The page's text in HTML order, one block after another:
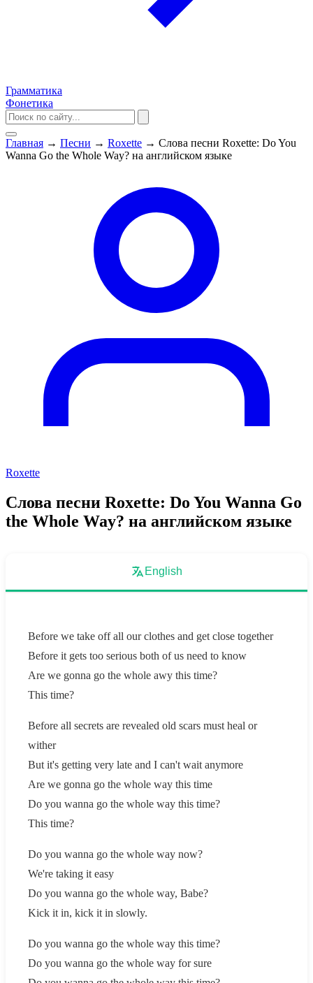
Грамматика
Фонетика
Главная → Песни → Roxette → Слова песни Roxette: Do You
Wanna Go the Whole Way? на английском языке
Roxette
Слова песни Roxette: Do You Wanna Go
the Whole Way? на английском языке
English
Before we take off all our clothes and get close together
Before it gets too serious both of us need to know
Are we gonna go the whole awy this time?
This time?
Before all secrets are revealed old scars must heal or
wither
But it's getting very late and I can't wait anymore
Are we gonna go the whole way this time
Do you wanna go the whole way this time?
This time?
Do you wanna go the whole way now?
We're taking it easy
Do you wanna go the whole way, Babe?
Kick it in, kick it in slowly.
Do you wanna go the whole way this time?
Do you wanna go the whole way for sure